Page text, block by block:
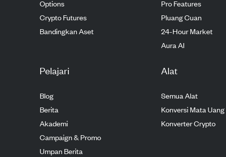
Options
Crypto Futures
Bandingkan Aset
Pro Features
Pluang Cuan
24-Hour Market
Aura AI
Pelajari
Blog
Berita
Akademi
Campaign & Promo
Umpan Berita
Alat
Semua Alat
Konversi Mata Uang
Konverter Crypto